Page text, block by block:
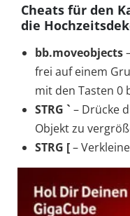
Cheats für den
die
bb.moveobjects
frei auf einem
mit den Tasten 0
STRG ` – Drücke
Objekt zu
STRG [–